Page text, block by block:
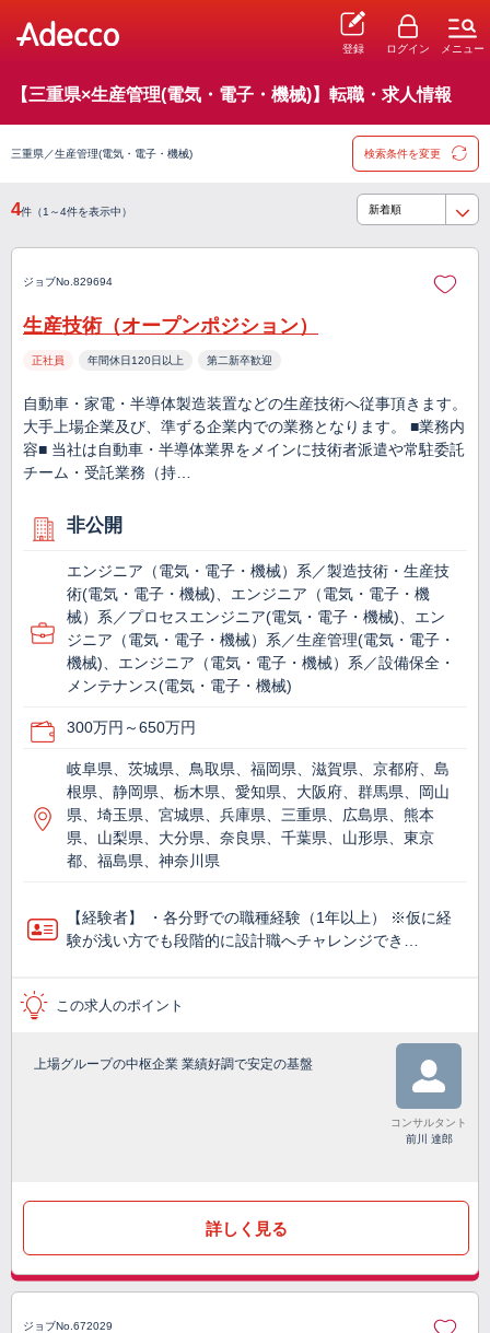
登録 ログイン メニュー
【三重県×生産管理(電気・電子・機械)】転職・求人情報
三重県／生産管理(電気・電子・機械) 検索条件を変更
4件（1～4件を表示中）
ジョブNo.829694
生産技術（オープンポジション）
正社員 年間休日120日以上 第二新卒歓迎
自動車・家電・半導体製造装置などの生産技術へ従事頂きます。
大手上場企業及び、準ずる企業内での業務となります。 ■業務内
容■ 当社は自動車・半導体業界をメインに技術者派遣や常駐委託
チーム・受託業務（持…
非公開
エンジニア（電気・電子・機械）系／製造技術・生産技
術(電気・電子・機械)、エンジニア（電気・電子・機
械）系／プロセスエンジニア(電気・電子・機械)、エン
ジニア（電気・電子・機械）系／生産管理(電気・電子・
機械)、エンジニア（電気・電子・機械）系／設備保全・
メンテナンス(電気・電子・機械)
300万円～650万円
岐阜県、茨城県、鳥取県、福岡県、滋賀県、京都府、島
根県、静岡県、栃木県、愛知県、大阪府、群馬県、岡山
県、埼玉県、宮城県、兵庫県、三重県、広島県、熊本
県、山梨県、大分県、奈良県、千葉県、山形県、東京
都、福島県、神奈川県
【経験者】 ・各分野での職種経験（1年以上） ※仮に経
験が浅い方でも段階的に設計職へチャレンジでき…
この求人のポイント
上場グループの中枢企業 業績好調で安定の基盤
コンサルタント
前川 達郎
詳しく見る
ジョブNo.672029